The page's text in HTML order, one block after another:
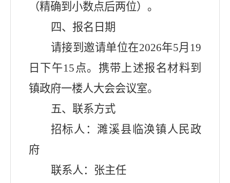
（精确到小数点后两位）。
四、报名日期
请接到邀请单位在2026年5月 19
日下午15 点。携带上述报名材料到
镇政府一楼人大会会议室。
五、联系方式
招标人：濉溪县临涣镇人民政
府
联系人：张主任